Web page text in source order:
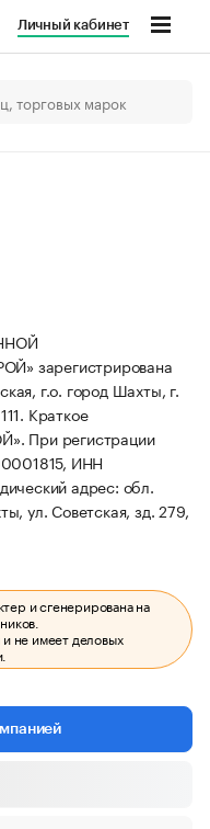
Личный кабинет
зарегистрирована
г.о. город Шахты, г.
Краткое
При регистрации
ИНН
адрес: обл.
ул. Советская, зд. 279,
и сгенерирована на
и не имеет деловых